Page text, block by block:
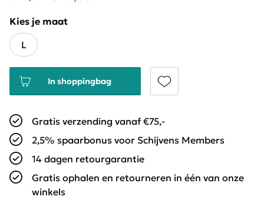
Kies je maat
L
In shoppingbag
Gratis verzending vanaf €75,-
2,5% spaarbonus voor Schijvens Members
14 dagen retourgarantie
Gratis ophalen en retourneren in één van onze
winkels